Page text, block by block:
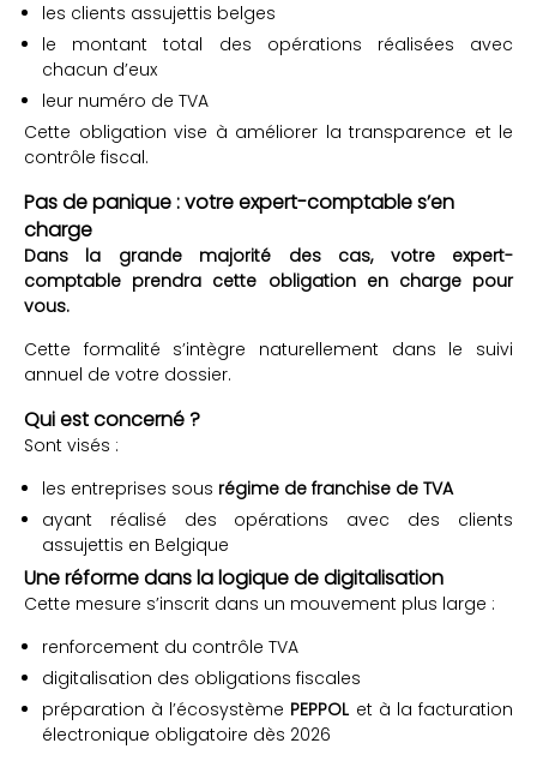
les clients assujettis belges
le montant total des opérations réalisées avec
chacun d’eux
leur numéro de TVA
Cette obligation vise à améliorer la transparence et le
contrôle fiscal.
Pas de panique : votre expert-comptable s’en
charge
Dans la grande majorité des cas, votre expert-
comptable prendra cette obligation en charge pour
vous.
Cette formalité s’intègre naturellement dans le suivi
annuel de votre dossier.
Qui est concerné ?
Sont visés :
les entreprises sous régime de franchise de TVA
ayant réalisé des opérations avec des clients
assujettis en Belgique
Une réforme dans la logique de digitalisation
Cette mesure s’inscrit dans un mouvement plus large :
renforcement du contrôle TVA
digitalisation des obligations fiscales
préparation à l’écosystème PEPPOL et à la facturation
électronique obligatoire dès 2026